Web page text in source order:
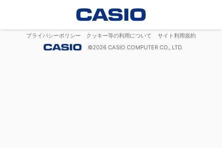
プライバシーポリシー クッキー等の利用について
サイト利用規約
©2026 CASIO COMPUTER CO., LTD.